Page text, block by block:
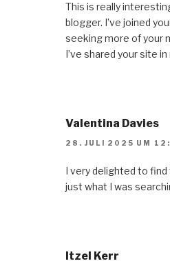
This is really
blogger. I’ve joined
seeking more of your
I’ve shared your site
Valentina Davies
28. JULI 2025 UM
I very delighted to
just what I was
Itzel Kerr